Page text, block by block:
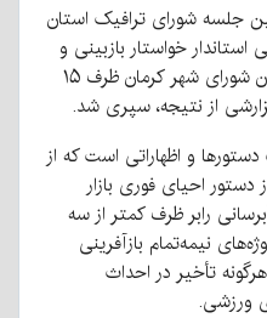
جلسه شورای ترافیک استان
استاندار خواستار بازبینی و
ارائه طرح ساماندهی ترافیک میدان شورای شهر کرمان ظرف ۱۵
از نتیجه، سپری شد.
و اظهاراتی است که از
احیای فوری بازار
رابر ظرف کمتر از سه
نیمه‌تمام بازآفرینی
تأخیر در احداث
ورزشی.